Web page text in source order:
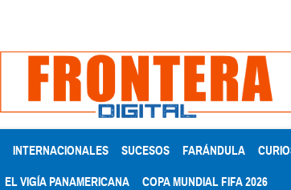
INTERNACIONALES SUCESOS FARÁNDULA
EL VIGÍA PANAMERICANA COPA MUNDIAL FIFA 2026